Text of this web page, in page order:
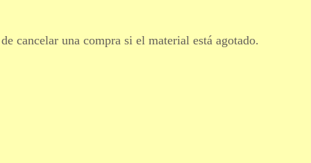
cancelar una compra si el material está agotado.